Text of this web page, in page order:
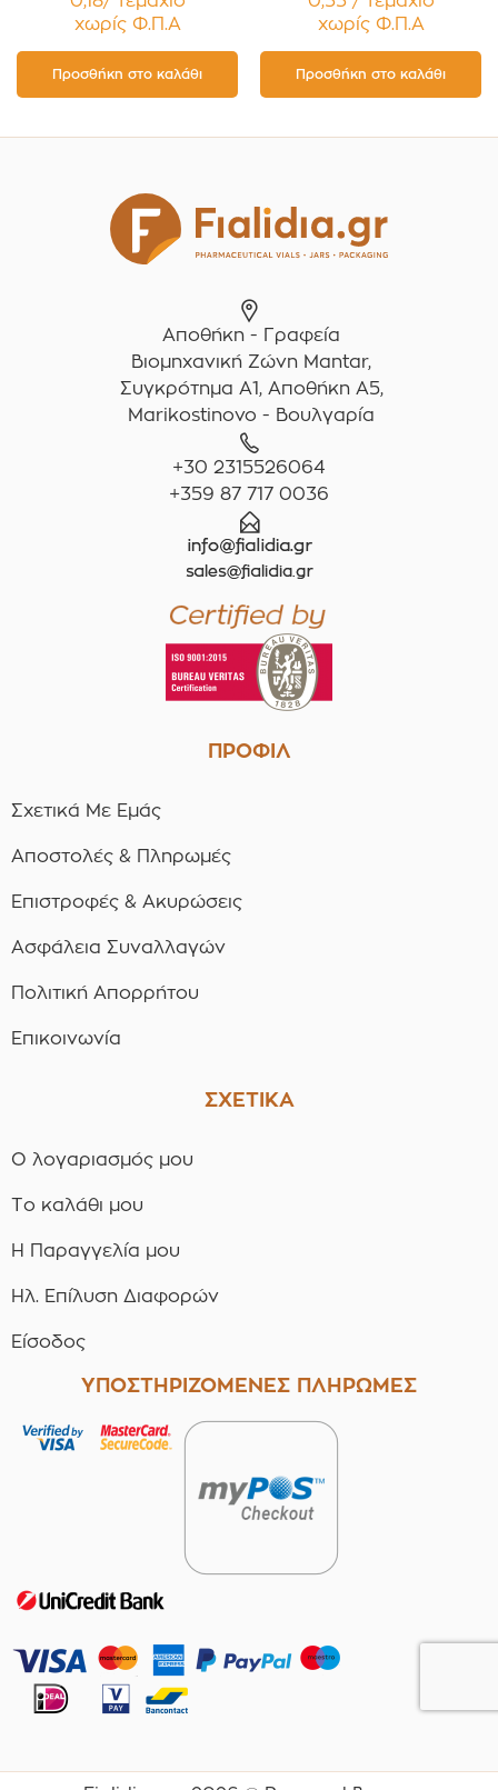
Βάμματα , Αρώματα
Συσκευασία 12
τεμαχίων
χωρίς Φ.Π.Α
Προσθήκη στο καλάθι
Βάμματα , Αρώματα
Συσκευασία 12
τεμαχίων
χωρίς Φ.Π.Α
Προσθήκη στο καλάθι
Αποθήκη - Γραφεία
Βιομηχανική Ζώνη Mantar,
Συγκρότημα A1, Αποθήκη Α5,
Marikostinovo - Βουλγαρία
+30 2315526064
+359 87 717 0036
ΠΡΟΦΙΛ
Σχετικά Με Εμάς
Αποστολές & Πληρωμές
Επιστροφές & Ακυρώσεις
Ασφάλεια Συναλλαγών
Πολιτική Απορρήτου
Επικοινωνία
ΣΧΕΤΙΚΑ
Ο λογαριασμός μου
Το καλάθι μου
Η Παραγγελία μου
Ηλ. Επίλυση Διαφορών
Είσοδος
ΥΠΟΣΤΗΡΙΖΟΜΕΝΕΣ ΠΛΗΡΩΜΕΣ